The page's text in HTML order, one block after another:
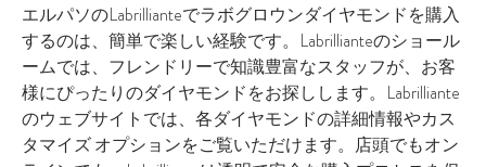
エルパソのLabrillianteでラボグロウンダイヤモンドを購入
するのは、簡単で楽しい経験です。Labrillianteのショール
ームでは、フレンドリーで知識豊富なスタッフが、お客
様にぴったりのダイヤモンドをお探しします。Labrilliante
のウェブサイトでは、各ダイヤモンドの詳細情報やカス
タマイズ オプションをご覧いただけます。店頭でもオン